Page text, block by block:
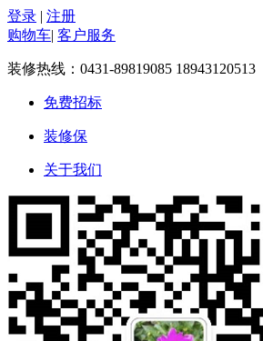
登录 | 注册
购物车| 客户服务
装修热线： 0431-89819085 18943120513
免费招标
装修保
关于我们